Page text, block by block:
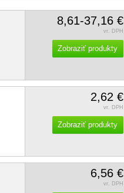
8,61-37,16 €
vr. DPH
Zobraziť produkty
2,62 €
vr. DPH
Zobraziť produkty
6,56 €
vr. DPH